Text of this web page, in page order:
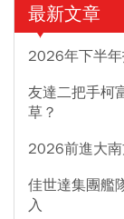
最新文章
2026年下半
友達二把手柯
草？
2026前進大
佳世達集團艦
入